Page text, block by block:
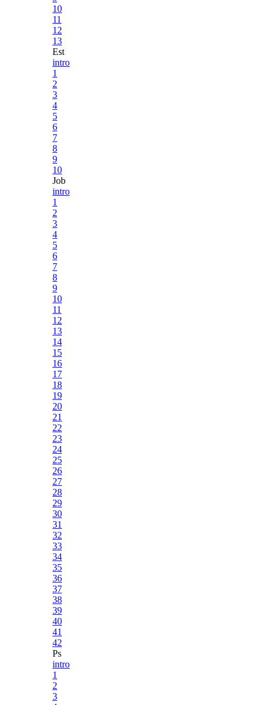
10
11
12
13
Est
intro
1
2
3
4
5
6
7
8
9
10
Job
intro
1
2
3
4
5
6
7
8
9
10
11
12
13
14
15
16
17
18
19
20
21
22
23
24
25
26
27
28
29
30
31
32
33
34
35
36
37
38
39
40
41
42
Ps
intro
1
2
3